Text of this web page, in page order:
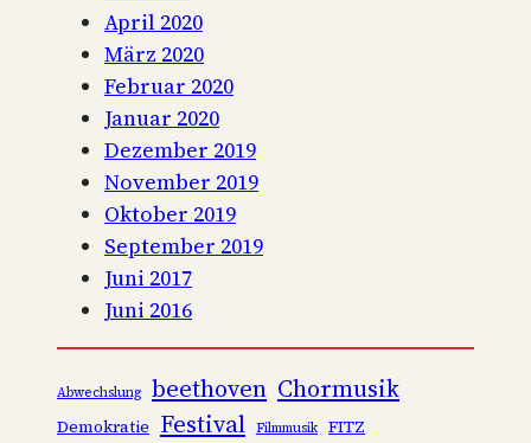
April 2020
März 2020
Februar 2020
Januar 2020
Dezember 2019
November 2019
Oktober 2019
September 2019
Juni 2017
Juni 2016
Abwechslung beethoven Chormusik
Demokratie Festival Filmmusik FITZ